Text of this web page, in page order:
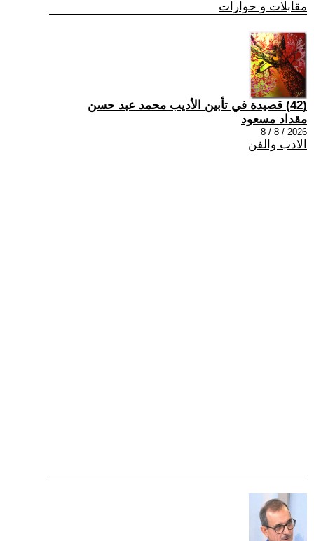
مقابلات و حوارات
(42) قصيدة في تأبين الأديب محمد عبد حسن
مقداد مسعود
2026 / 8 / 8
الادب والفن